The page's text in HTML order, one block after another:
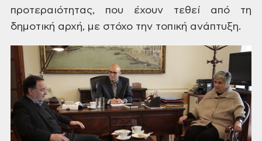
προτεραιότητας, που έχουν τεθεί από τη
δημοτική αρχή, με στόχο την τοπική ανάπτυξη.